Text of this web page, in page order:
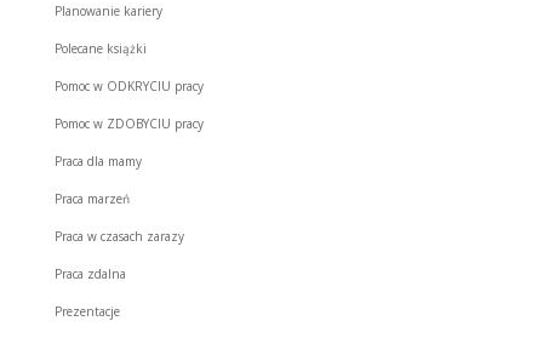
Planowanie kariery
Polecane książki
Pomoc w ODKRYCIU pracy
Pomoc w ZDOBYCIU pracy
Praca dla mamy
Praca marzeń
Praca w czasach zarazy
Praca zdalna
Prezentacje